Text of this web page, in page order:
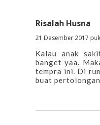
Risalah Husna
21 Desember 2017
Kalau anak
banget yaa.
tempra ini. Di
buat pertolongan